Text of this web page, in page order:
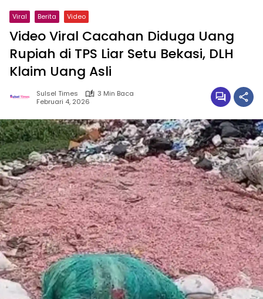
Viral Berita Video
Video Viral Cacahan Diduga Uang
Rupiah di TPS Liar Setu Bekasi, DLH
Klaim Uang Asli
Sulsel Times
3 Min Baca
Februari 4, 2026